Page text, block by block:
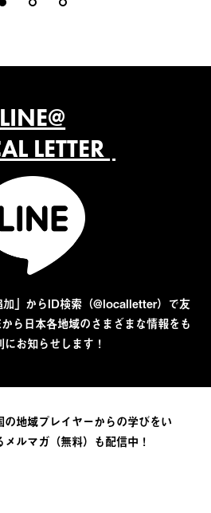
LINE@
LETTER
」からID検索（@localletter）で友
ら日本各地域のさまざまな情報をも
にお知らせします！
地域プレイヤーからの学びをい
ルマガ（無料）も配信中！